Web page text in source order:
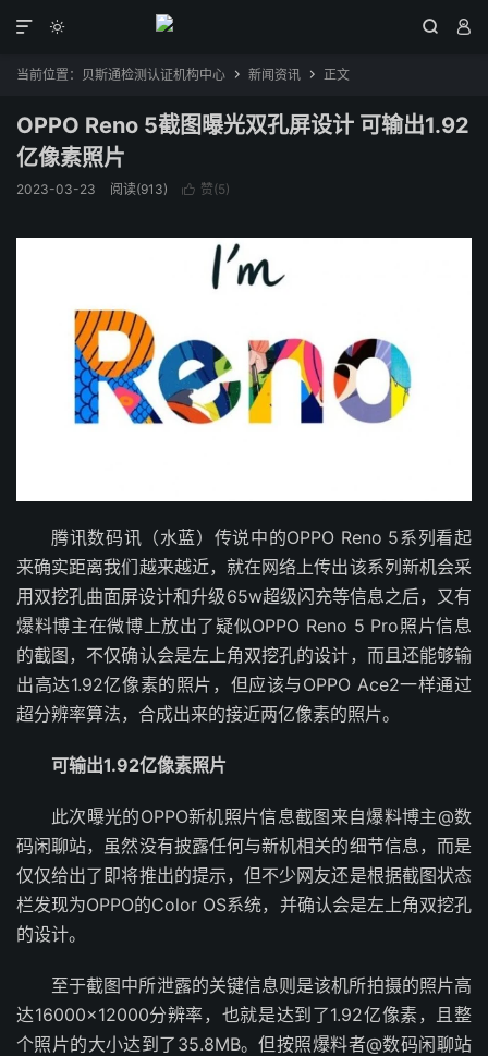
  

当前位置： 贝斯通检测认证机构中心  新闻资讯  正文
OPPO Reno 5截图曝光双孔屏设计 可输出1.92
亿像素照片
2023-03-23 阅读(913)  赞(5)
腾讯数码讯（水蓝）传说中的OPPO Reno 5系列看起
来确实距离我们越来越近，就在网络上传出该系列新机会采
用双挖孔曲面屏设计和升级65w超级闪充等信息之后，又有
爆料博主在微博上放出了疑似OPPO Reno 5 Pro照片信息
的截图，不仅确认会是左上角双挖孔的设计，而且还能够输
出高达1.92亿像素的照片，但应该与OPPO Ace2一样通过
超分辨率算法，合成出来的接近两亿像素的照片。
可输出1.92亿像素照片
此次曝光的OPPO新机照片信息截图来自爆料博主@数
码闲聊站，虽然没有披露任何与新机相关的细节信息，而是
仅仅给出了即将推出的提示，但不少网友还是根据截图状态
栏发现为OPPO的Color OS系统，并确认会是左上角双挖孔
的设计。
至于截图中所泄露的关键信息则是该机所拍摄的照片高
达16000×12000分辨率，也就是达到了1.92亿像素，且整
个照片的大小达到了35.8MB。但按照爆料者@数码闲聊站